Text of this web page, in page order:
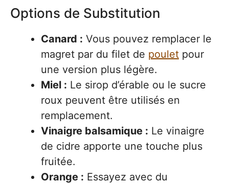
Options de Substitution
Canard : Vous pouvez remplacer le
magret par du filet de poulet pour
une version plus légère.
Miel : Le sirop d’érable ou le sucre
roux peuvent être utilisés en
remplacement.
Vinaigre balsamique : Le vinaigre
de cidre apporte une touche plus
fruitée.
Orange : Essayez avec du